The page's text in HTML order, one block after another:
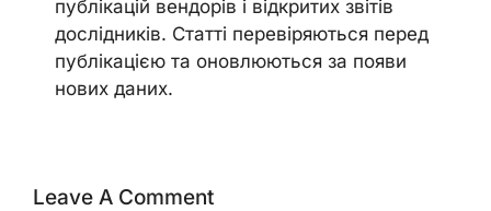
публікацій вендорів і відкритих звітів
дослідників. Статті перевіряються перед
публікацією та оновлюються за появи
нових даних.
Leave A Comment